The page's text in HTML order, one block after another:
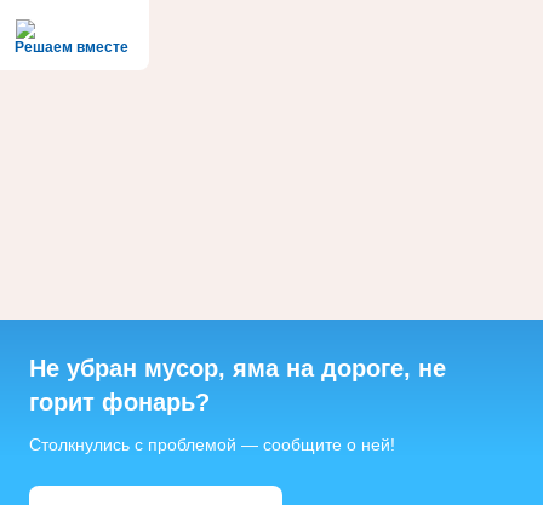
Решаем вместе
Не убран мусор, яма на дороге, не
горит фонарь?
Столкнулись с проблемой — сообщите о ней!